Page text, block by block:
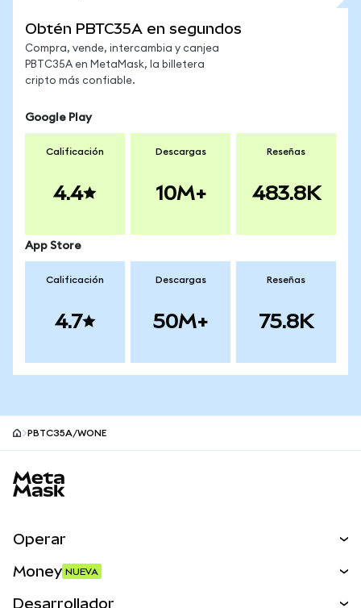
Obtén PBTC35A en segundos
Compra, vende, intercambia y canjea
PBTC35A en MetaMask, la billetera
cripto más confiable.
Google Play
Calificación
4.4
Descargas
10M+
Reseñas
483.8K
App Store
Calificación
4.7
Descargas
50M+
Reseñas
75.8K
PBTC35A/WONE
Operar
Money NUEVA
Desarrollador